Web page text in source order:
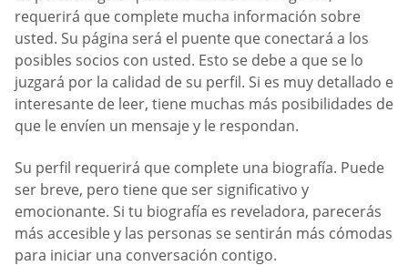
requerirá que complete mucha información sobre
usted. Su página será el puente que conectará a los
posibles socios con usted. Esto se debe a que se lo
juzgará por la calidad de su perfil. Si es muy detallado e
interesante de leer, tiene muchas más posibilidades de
que le envíen un mensaje y le respondan.
Su perfil requerirá que complete una biografía. Puede
ser breve, pero tiene que ser significativo y
emocionante. Si tu biografía es reveladora, parecerás
más accesible y las personas se sentirán más cómodas
para iniciar una conversación contigo.